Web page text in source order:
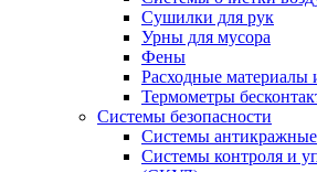
Сушилки для рук
Урны для мусора
Фены
Расходные
Термометры
Системы безопасности
Системы антикражные
Системы контроля и